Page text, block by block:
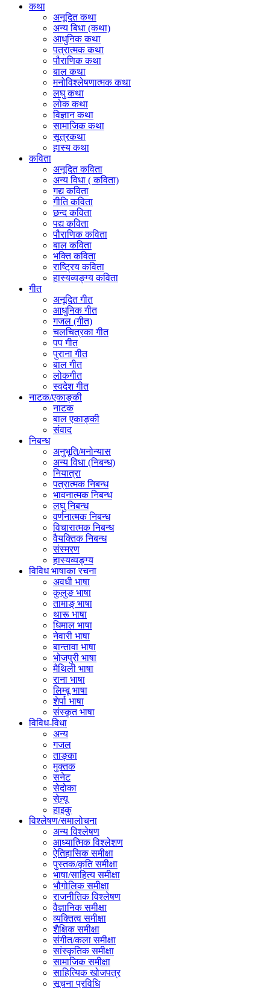
कथा
अनूदित कथा
अन्य बिधा (कथा)
आधुनिक कथा
पत्रात्मक कथा
पौराणिक कथा
बाल कथा
मनोविश्लेषणात्मक कथा
लघु कथा
लोक कथा
विज्ञान कथा
सामाजिक कथा
सूत्रकथा
हास्य कथा
कविता
अनूदित कविता
अन्य विधा ( कविता)
गद्य कविता
गीति कविता
छन्द कविता
पद्य कविता
पौराणिक कविता
बाल कविता
भक्ति कविता
राष्ट्रिय कविता
हास्यव्यङ्ग्य कविता
गीत
अनूदित गीत
आधुनिक गीत
गजल (गीत)
चलचित्रका गीत
पप गीत
पुराना गीत
बाल गीत
लोकगीत
स्वदेश गीत
नाटक/एकाङ्की
नाटक
बाल एकाङ्की
संवाद
निबन्ध
अनुभूति/मनोन्यास
अन्य विधा (निबन्ध)
नियात्रा
पत्रात्मक निबन्ध
भावनात्मक निबन्ध
लघु निबन्ध
वर्णनात्मक निबन्ध
विचारात्मक निबन्ध
वैयक्तिक निबन्ध
संस्मरण
हास्यव्यङ्ग्य
विविध भाषाका रचना
अवधी भाषा
कुलुङ भाषा
तामाङ् भाषा
थारू भाषा
धिमाल भाषा
नेवारी भाषा
बान्तावा भाषा
भोजपुरी भाषा
मैथिली भाषा
राना भाषा
लिम्बू भाषा
शेर्पा भाषा
संस्कृत भाषा
विविध-विधा
अन्य
गजल
ताङ्का
मुक्तक
सनेट
सेदोका
सेन्र्यू
हाइकु
विश्लेषण/समालोचना
अन्य विश्लेषण
आध्यात्मिक विश्लेशण
ऐतिहासिक समीक्षा
पुस्तक/कृति समीक्षा
भाषा/साहित्य समीक्षा
भौगोलिक समीक्षा
राजनीतिक विश्लेषण
वैज्ञानिक समीक्षा
व्यक्तित्व समीक्षा
शैक्षिक समीक्षा
संगीत/कला समीक्षा
सांस्कृतिक समीक्षा
सामाजिक समीक्षा
साहित्यिक खोजपत्र
सूचना प्रविधि